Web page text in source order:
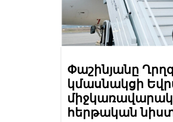
Փաշինյանը
կմասնակցի
հերթական